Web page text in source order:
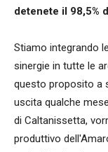
detenete il 98,5%
Stiamo integrando
sinergie in tutte le
questo proposito a
uscita qualche
di Caltanissetta,
produttivo